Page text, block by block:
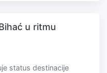
u ritmu
status destinacije